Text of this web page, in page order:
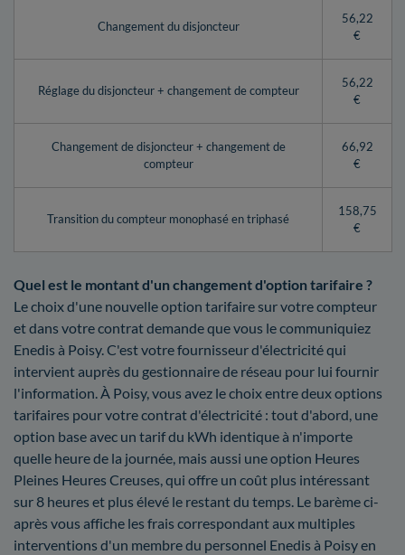
Changement du disjoncteur
56,22
€
Réglage du disjoncteur + changement de compteur
56,22
€
Changement de disjoncteur + changement de
compteur
66,92
€
Transition du compteur monophasé en triphasé
158,75
€
Quel est le montant d'un changement d'option tarifaire ?
Le choix d'une nouvelle option tarifaire sur votre compteur
et dans votre contrat demande que vous le communiquiez
Enedis à Poisy. C'est votre fournisseur d'électricité qui
intervient auprès du gestionnaire de réseau pour lui fournir
l'information. À Poisy, vous avez le choix entre deux options
tarifaires pour votre contrat d'électricité : tout d'abord, une
option base avec un tarif du kWh identique à n'importe
quelle heure de la journée, mais aussi une option Heures
Pleines Heures Creuses, qui offre un coût plus intéressant
sur 8 heures et plus élevé le restant du temps. Le barème ci-
après vous affiche les frais correspondant aux multiples
interventions d'un membre du personnel Enedis à Poisy en